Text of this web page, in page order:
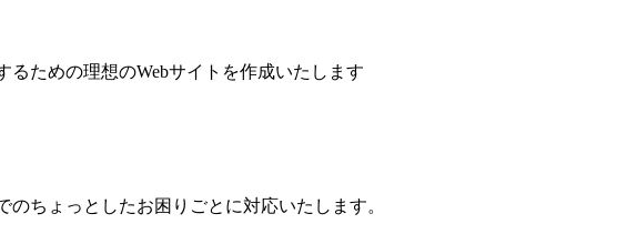
ための理想のWebサイトを作成いたします
ちょっとしたお困りごとに対応いたします。